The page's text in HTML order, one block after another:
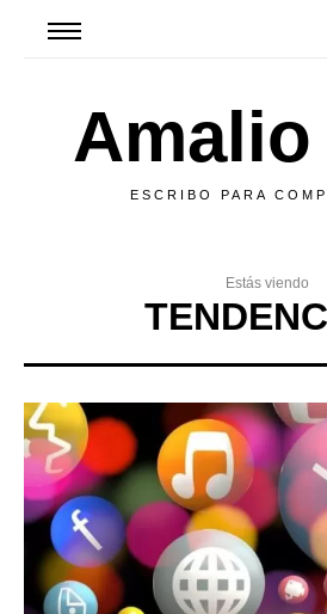
Amalio
ESCRIBO PARA
Estás viendo